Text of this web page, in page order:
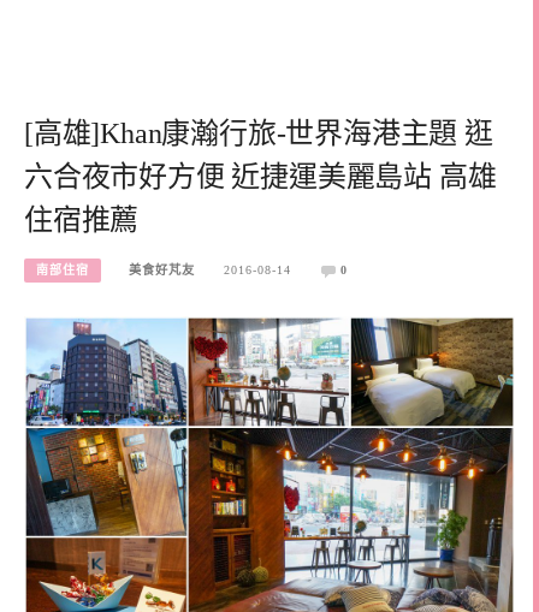
[高雄]Khan康瀚行旅-世界海港主題 逛
六合夜市好方便 近捷運美麗島站 高雄
住宿推薦
南部住宿 美食好芃友 2016-08-14 0